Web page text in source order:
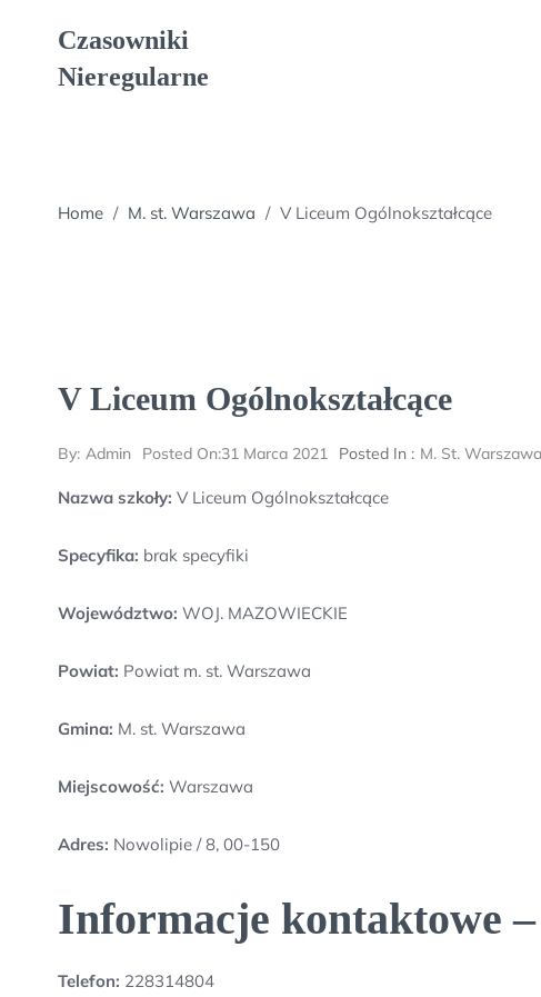
Czasowniki
Nieregularne
Home / M. st. Warszawa / V Liceum Ogólnokształcące
V Liceum Ogólnokształcące
By: Admin Posted On:31 Marca 2021 Posted In : M. St. Warszawa
Nazwa szkoły: V Liceum Ogólnokształcące
Specyfika: brak specyfiki
Województwo: WOJ. MAZOWIECKIE
Powiat: Powiat m. st. Warszawa
Gmina: M. st. Warszawa
Miejscowość: Warszawa
Adres: Nowolipie / 8, 00-150
Informacje kontaktowe
Telefon: 228314804